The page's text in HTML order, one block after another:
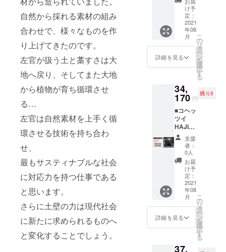
自然から採れる素材の組み
合わせで、様々なものを作
り上げてきたのです。
左官が扱う土と藁すさは大
地へ戻り、そしてまた大地
から植物が育ち循環させ
る…
左官は自然素材を上手く循
環させる技術を持ち合わ
せ、
最もサスティナブルな社会
に対応力を持つ仕事である
と思います。
さらに土壁の力は現代社会
に新たに求められるものへ
と変化することでしょう。
表面に
油が馴
染めば
焼き付
きにく
くなり
ます。
ご使用
前は食
薄くひ
いてく
ださ
い。 ・
料理を
本体に
入れた
まま保
存せず
別の容
器に移
してく
ださ
い。サ
ビの原
因とな
りま
す。 ・
金属製
電子レ
購入の
方は、
かまど
の納期
に合わ
せ発送
です。
備考欄
まどと
共に発
送希
望」と
ご記入
お願い
いたし
ます。
※耐火断
熱レン
ガにつ
きまし
て、角
や辺に
欠損な
どが生
じる場
合があ
りま
品の性
／
depth：
約220ｍ
ｍ／
weight
※1合ア
ルミ
weight
：約0.8
ｋｇ ※1
合鋳物
釜・・
・
weight
：約1.5
ｋｇ ※
同梱の
台座
（溶岩
プレー
ト）・
・・
ｃｍ
角、
：約2.9
（3個
入）
コ
ヘッツ
E 説明
書・注
・各1枚
■1合
イズ：
width：
約
200mm
height
：約
140mm
depth：
約220ｍ
：約
1.8kg
固形燃
料・・
・６個
固形燃
料用ト
ン
グ・・
整
台・・
個
リペア
土
壁・・
・１袋
コヘッ
ツイ
HAJIM
E 説明
書・注
意事
項・・
■２合
本体サ
HAJIM
E・・・
1基
釜（鋳
物釜）
・・・
蓋・・
・１個
（溶岩
プレー
ト）・
・・１
枚
固形燃
料・・
・６個
固形燃
料用ト
グ・・
・１
個
・4
００円
（定価
税込価
格＋送
料込）
＋【ネ
クスト
ゴール
N限定３
個】消
臭土だ
んご1袋
（3個
入）
【商品
内容・
サイ
ズ】 コ
ヘッツ
HAJIM
E・・・
基
釜（ア
・・２
け予
定：
2021
年08
月
詳細を見る
こ
の
リ
タ
ー
ン
を
選
択
す
る
34,
170 円
残り5
■コヘッ
ツイ
HAJIM
E２合ア
ルミ
釜：３
４，１
７０円
（定価
税込価
格＋送
料込）
＋
【CAM
PFIRE
消臭土
支援
者：
0人
お届
け予
定：
2021
年08
月
詳細を見る
こ
の
リ
タ
ー
ン
を
選
択
す
る
37,